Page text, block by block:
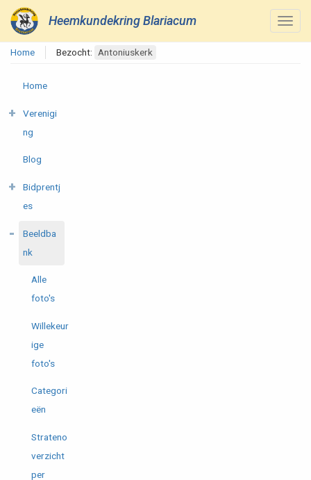
Heemkundekring Blariacum
Home Bezocht: Antoniuskerk
Home
Verenigi
ng
Blog
Bidprentj
es
Beeldba
nk
Alle
foto's
Willekeur
ige
foto's
Categori
eën
Strateno
verzicht
per